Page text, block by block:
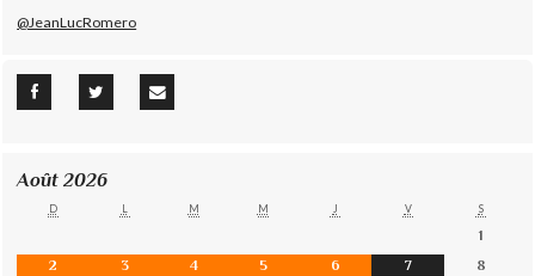
@JeanLucRomero
Août 2026
D L M M J V S
1
2
3 4 5 6 7
8